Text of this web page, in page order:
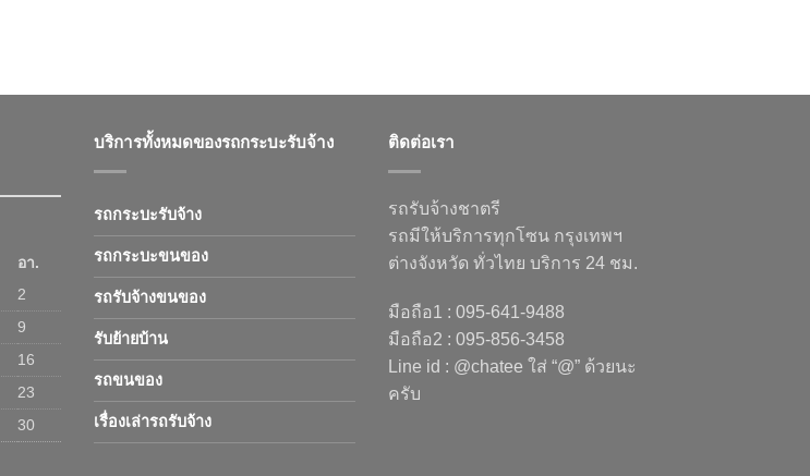
อา.
2
9
16
23
30
บริการทั้งหมดของรถกระบะรับจ้าง
รถกระบะรับจ้าง
รถกระบะขนของ
รถรับจ้างขนของ
รับย้ายบ้าน
รถขนของ
เรื่องเล่ารถรับจ้าง
ติดต่อเรา
รถรับจ้างชาตรี
รถมีให้บริการทุกโซน กรุงเทพฯ
ต่างจังหวัด ทั่วไทย บริการ 24 ชม.
มือถือ1 : 095-641-9488
มือถือ2 : 095-856-3458
Line id : @chatee ใส่ “@” ด้วยนะ
ครับ